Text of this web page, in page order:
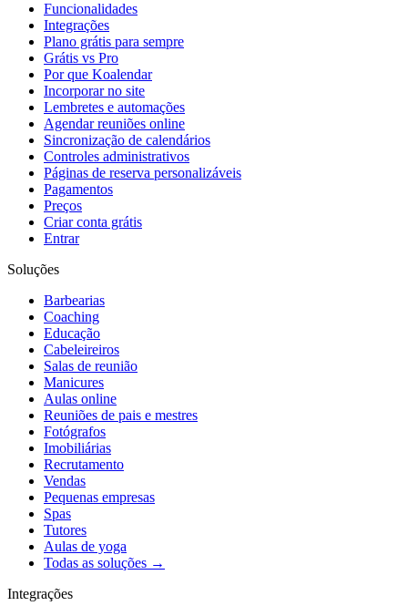
Funcionalidades
Integrações
Plano grátis para sempre
Grátis vs Pro
Por que Koalendar
Incorporar no site
Lembretes e automações
Agendar reuniões online
Sincronização de calendários
Controles administrativos
Páginas de reserva personalizáveis
Pagamentos
Preços
Criar conta grátis
Entrar
Soluções
Barbearias
Coaching
Educação
Cabeleireiros
Salas de reunião
Manicures
Aulas online
Reuniões de pais e mestres
Fotógrafos
Imobiliárias
Recrutamento
Vendas
Pequenas empresas
Spas
Tutores
Aulas de yoga
Todas as soluções →
Integrações